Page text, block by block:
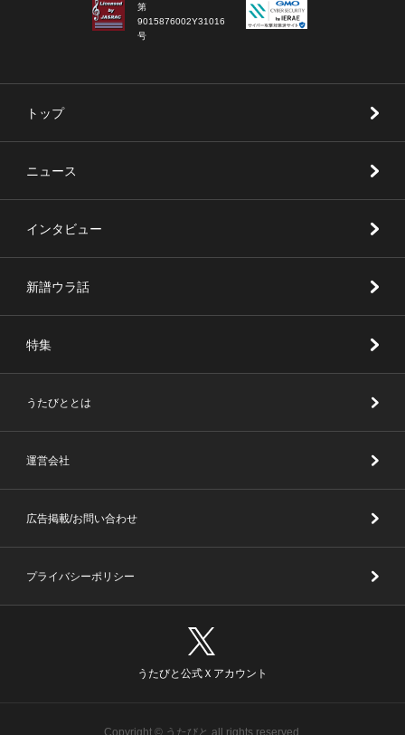
第
9015876002Y31016
号
トップ
ニュース
インタビュー
新譜ウラ話
特集
うたびととは
運営会社
広告掲載/お問い合わせ
プライバシーポリシー
うたびと公式Ｘアカウント